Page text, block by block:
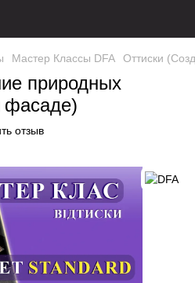
Мастер Классы DFA Оттиски
природных
фасаде)
отзыв